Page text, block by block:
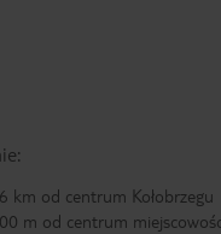
km od centrum Kołobrzegu
m od centrum